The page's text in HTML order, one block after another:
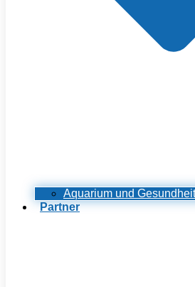
Aquarium und Gesundheit
Partner